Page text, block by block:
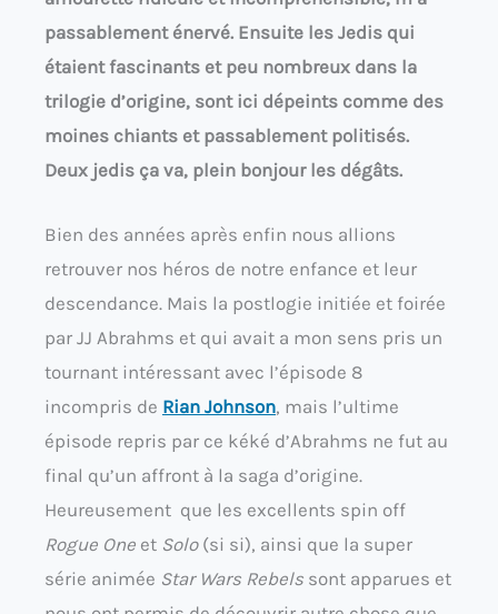
passablement énervé. Ensuite les Jedis qui
étaient fascinants et peu nombreux dans la
trilogie d’origine, sont ici dépeints comme des
moines chiants et passablement politisés.
Deux jedis ça va, plein bonjour les dégâts.
Bien des années après enfin nous allions
retrouver nos héros de notre enfance et leur
descendance. Mais la postlogie initiée et foirée
par JJ Abrahms et qui avait a mon sens pris un
tournant intéressant avec l’épisode 8
incompris de Rian Johnson, mais l’ultime
épisode repris par ce kéké d’Abrahms ne fut au
final qu’un affront à la saga d’origine.
Heureusement que les excellents spin off
Rogue One et Solo(si si), ainsi que la super
série animée Star Wars Rebels sont apparues et